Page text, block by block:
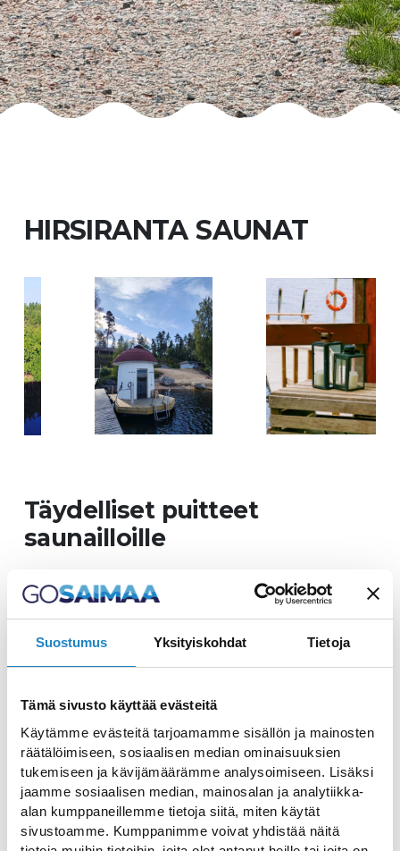
Suostumus Yksityiskohdat Tietoja
Tämä sivusto käyttää evästeitä
Käytämme evästeitä tarjoamamme sisällön ja mainosten
räätälöimiseen, sosiaalisen median ominaisuuksien
tukemiseen ja kävijämäärämme analysoimiseen. Lisäksi
jaamme sosiaalisen median, mainosalan ja analytiikka-
alan kumppaneillemme tietoja siitä, miten käytät
sivustoamme. Kumppanimme voivat yhdistää näitä
HIRSIRANTA SAUNAT
Täydelliset puitteet
saunailloille
Tervetuloa nauttimaan Hotelli Hirsirannan
upeista saunaelämyksistä! Saunamme
tarjoaa tilaa jopa 20 hengelle kerralla, ja
sen lämmöstä voi nauttia Saimaan upeiden
maisemien keskellä. Saunaamme
lämmittää kertalämmitteinen kiuas, joka
vaatii 5–7 tunnin lämmityksen, riippuen
hieman sääolosuhteista.
Saunan jälkeen voit viettää iltaa
rantamökillämme, jossa on upea